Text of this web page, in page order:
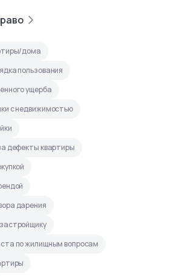
дома
пользования
ущерба
с недвижимостью
дефекты квартиры
дарения
по жилищным вопросам